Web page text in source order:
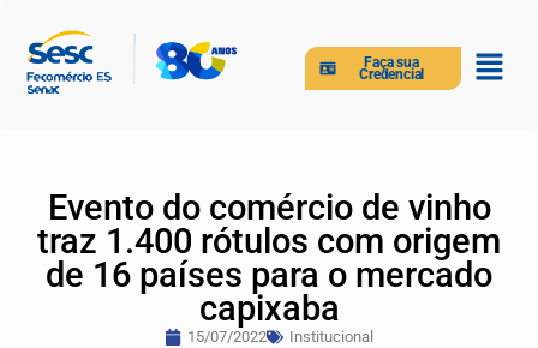
Faça sua
Credencial
Evento do comércio de vinho
traz 1.400 rótulos com origem
de 16 países para o mercado
capixaba
15/07/2022 Institucional